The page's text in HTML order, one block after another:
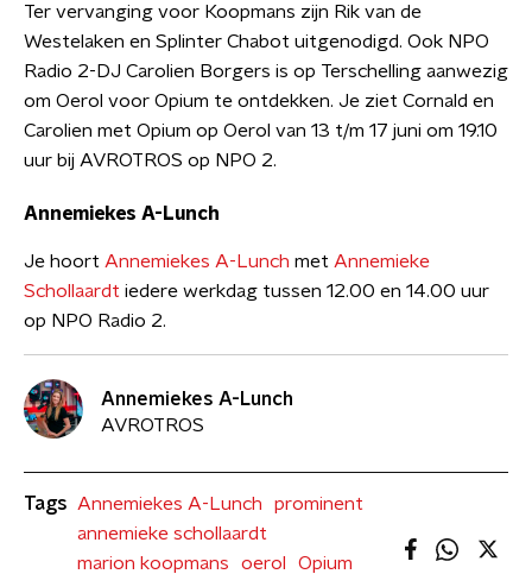
Ter vervanging voor Koopmans zijn Rik van de
Westelaken en Splinter Chabot uitgenodigd. Ook NPO
Radio 2-DJ Carolien Borgers is op Terschelling aanwezig
om Oerol voor Opium te ontdekken. Je ziet Cornald en
Carolien met Opium op Oerol van 13 t/m 17 juni om 19.10
uur bij AVROTROS op NPO 2.
Annemiekes A-Lunch
Je hoort Annemiekes A-Lunch met Annemieke
Schollaardt iedere werkdag tussen 12.00 en 14.00 uur
op NPO Radio 2.
Annemiekes A-Lunch
AVROTROS
Tags Annemiekes A-Lunch
prominent
annemieke schollaardt
marion koopmans
oerol
Opium